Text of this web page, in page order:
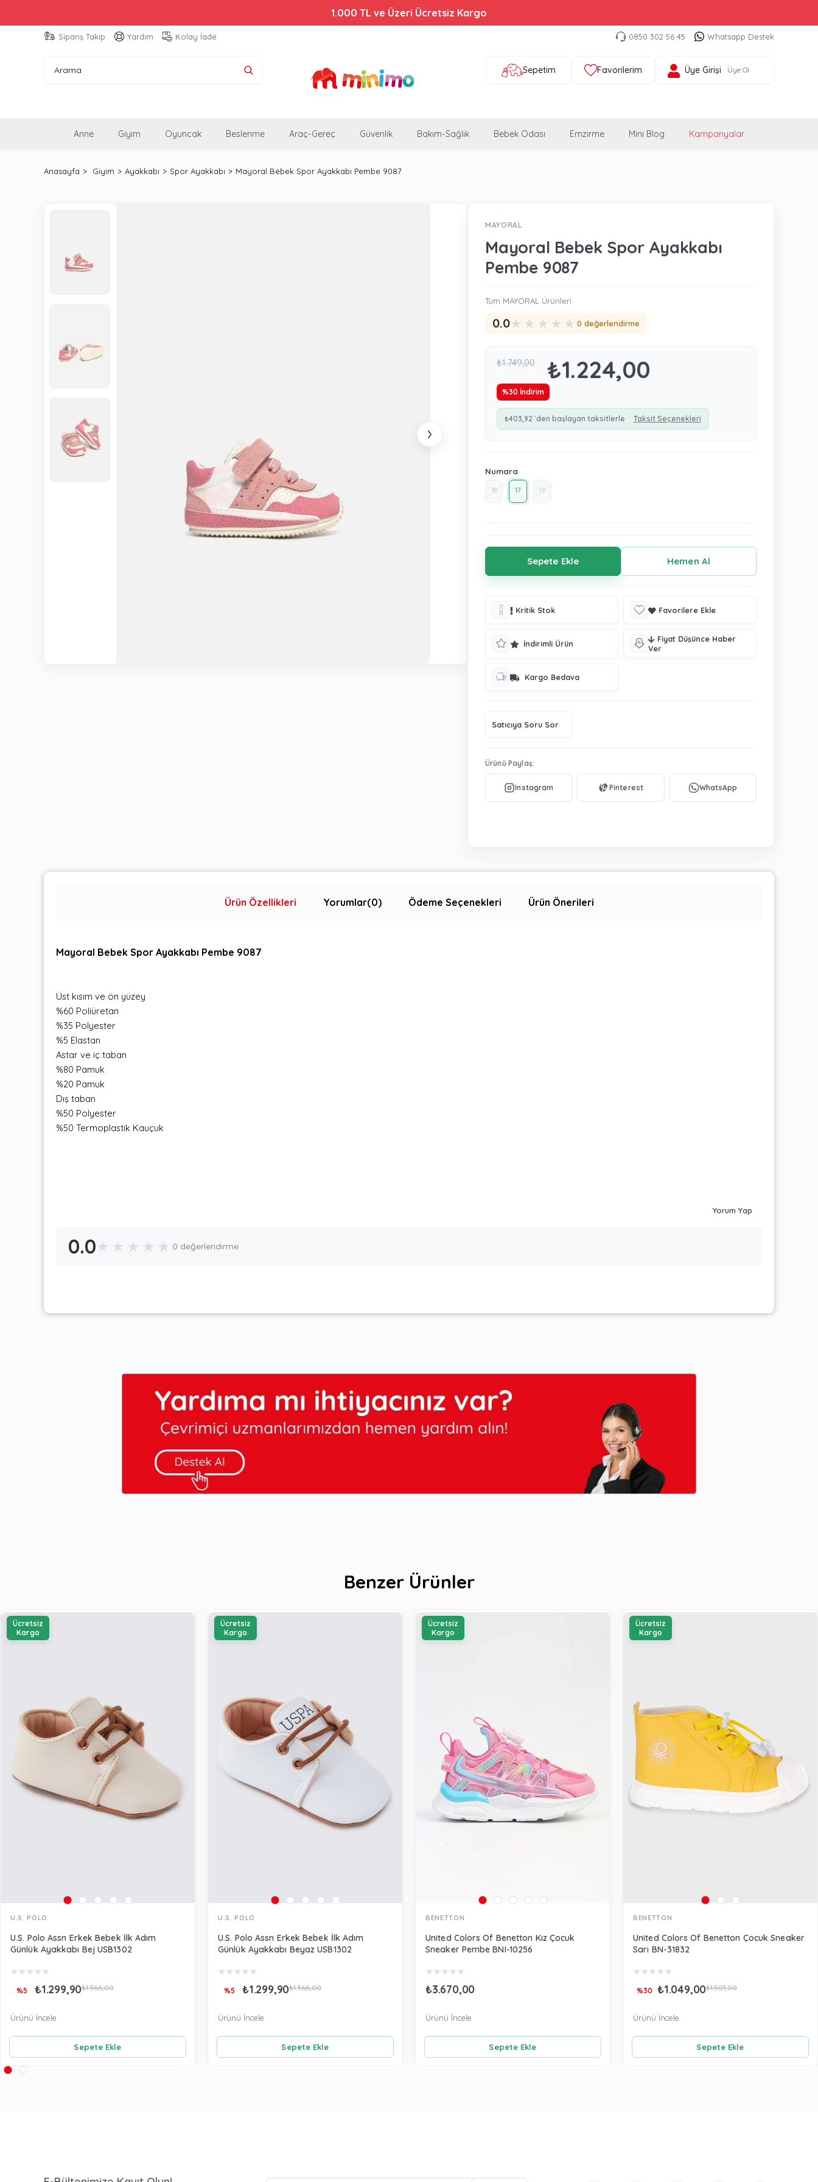
1.000 TL ve Üzeri Ücretsiz Kargo
Bebek Arabalarında %44'e Varan İndirim!
Sipariş Takip Yardım Kolay İade 0850 302 56 45 Whatsapp Destek
Sepetim Favorilerim Üye Girişi Üye Ol
Anne Giyim Oyuncak Beslenme Araç-Gereç Güvenlik Bakım-Sağlık Bebek Odası Emzirme Mini Blog Kampanyalar
Anasayfa Giyim Ayakkabı Spor Ayakkabı Mayoral Bebek Spor Ayakkabı Pembe 9087
›
MAYORAL
Mayoral Bebek Spor Ayakkabı
Pembe 9087
Tüm MAYORAL Ürünleri
0.0★ ★ ★ ★ ★ 0 değerlendirme
₺1.749,00 ₺1.224,00
%30 İndirim
₺403,92 `den başlayan taksitlerle Taksit Seçenekleri
Numara
18 17 19
Kritik Stok Favorilere Ekle
İndirimli Ürün
Fiyat Düşünce Haber
Ver
Kargo Bedava
Satıcıya Soru Sor
Ürünü Paylaş:
Ürün Özellikleri Yorumlar(0) Ödeme Seçenekleri Ürün Önerileri
Mayoral Bebek Spor Ayakkabı Pembe 9087
Üst kısım ve ön yüzey
%60 Poliüretan
%35 Polyester
%5 Elastan
Astar ve iç taban
%80 Pamuk
%20 Pamuk
Dış taban
%50 Polyester
%50 Termoplastik Kauçuk
Yorum Yap
0.0★ ★ ★ ★ ★ 0 değerlendirme
Benzer Ürünler
U.S. POLO
U.S. Polo Assn Erkek Bebek İlk Adım
Günlük Ayakkabı Bej USB1302
★ ★ ★ ★ ★
₺1.299,90₺1.366,00
%5
Sepete Ekle
Ürünü İncele
Ücretsiz
Kargo
U.S. POLO
U.S. Polo Assn Erkek Bebek İlk Adım
Günlük Ayakkabı Beyaz USB1302
★ ★ ★ ★ ★
₺1.299,90₺1.366,00
%5
Sepete Ekle
Ürünü İncele
Ücretsiz
Kargo
BENETTON
United Colors Of Benetton Kız Çocuk
Sneaker Pembe BNI-10256
★ ★ ★ ★ ★
₺3.670,00
Sepete Ekle
Ürünü İncele
Ücretsiz
Kargo
BENETTON
United Colors Of Benetton Çocuk Sneaker
Sarı BN-31832
★ ★ ★ ★ ★
₺1.049,00₺1.501,00
%30
Sepete Ekle
Ürünü İncele
Ücretsiz
Kargo